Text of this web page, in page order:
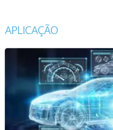
APLICAÇÃO